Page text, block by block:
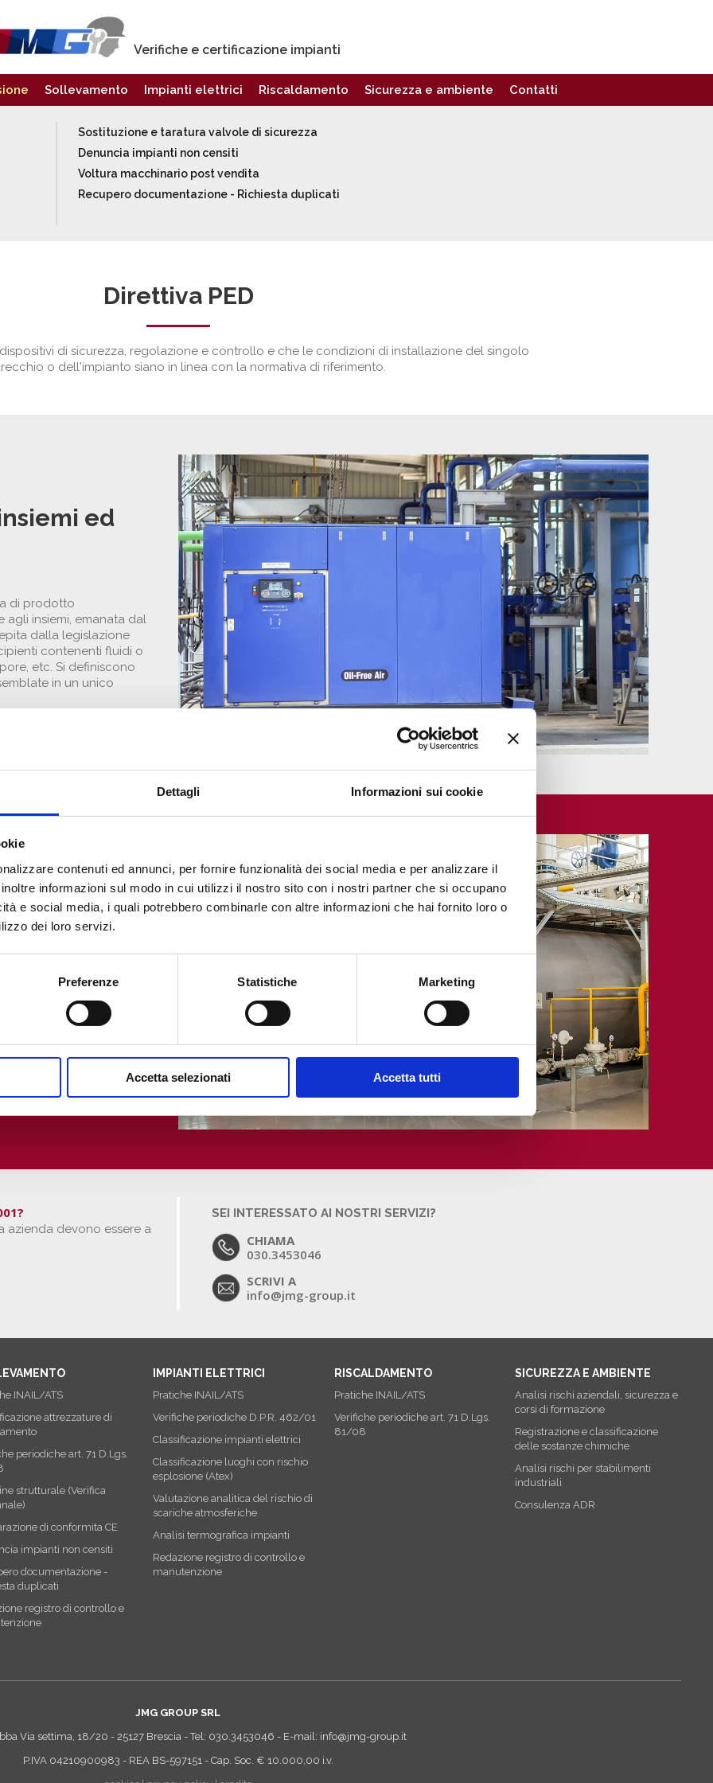
Dettagli Informazioni sui cookie
contenuti ed annunci, per fornire funzionalità dei social media e per analizzare il
informazioni sul modo in cui utilizzi il nostro sito con i nostri partner che si occupano
e social media, i quali potrebbero combinarle con altre informazioni che hai fornito loro o
dei loro servizi.
Preferenze Statistiche Marketing
Accetta selezionati Accetta tutti
Verifiche e certificazione impianti
Sollevamento Impianti elettrici Riscaldamento Sicurezza e ambiente Contatti
Sostituzione e taratura valvole di sicurezza
Denuncia impianti non censiti
Voltura macchinario post vendita
Recupero documentazione - Richiesta duplicati
Direttiva PED
di sicurezza, regolazione e controllo e che le condizioni di installazione del singolo
o dell'impianto siano in linea con la normativa di riferimento.
ed
di prodotto
agli insiemi, emanata dal
dalla legislazione
contenenti fluidi o
etc. Si definiscono
in un unico
in pressione sopra
per verificare il rispetto
di gestione per
o un'attrezzatura che
PED e successiva
verificare di essere in
azienda devono essere a
SEI INTERESSATO AI NOSTRI SERVIZI?
CHIAMA
030.3453046
SCRIVI A
info@jmg-group.it
INAIL/ATS
attrezzature di
periodiche art. 71 D.Lgs.
strutturale (Verifica
di conformita CE
impianti non censiti
documentazione -
duplicati
registro di controllo e
IMPIANTI ELETTRICI
Pratiche INAIL/ATS
Verifiche periodiche D.P.R. 462/01
Classificazione impianti elettrici
Classificazione luoghi con rischio
esplosione (Atex)
Valutazione analitica del rischio di
scariche atmosferiche
Analisi termografica impianti
Redazione registro di controllo e
manutenzione
RISCALDAMENTO
Pratiche INAIL/ATS
Verifiche periodiche art. 71 D.Lgs.
81/08
SICUREZZA E AMBIENTE
Analisi rischi aziendali, sicurezza e
corsi di formazione
Registrazione e classificazione
delle sostanze chimiche
Analisi rischi per stabilimenti
industriali
Consulenza ADR
JMG GROUP SRL
Via settima, 18/20 - 25127 Brescia - Tel: 030.3453046 - E-mail: info@jmg-group.it
P.IVA 04210900983 - REA BS-597151 - Cap. Soc. € 10.000,00 i.v.